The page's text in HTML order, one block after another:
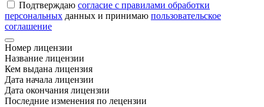
Подтверждаю согласие с правилами обработки
персональных данных и принимаю пользовательское
соглашение
Номер лицензии
Название лицензии
Кем выдана лицензия
Дата начала лицензии
Дата окончания лицензии
Последние изменения по лецензии